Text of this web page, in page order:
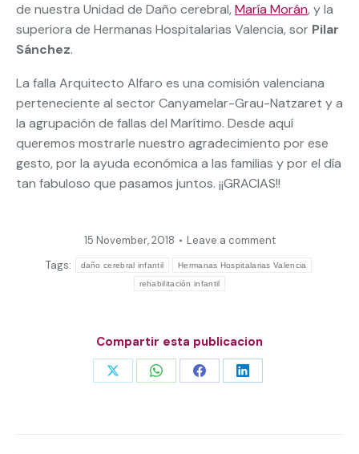
de nuestra Unidad de Daño cerebral, María Morán, y la
superiora de Hermanas Hospitalarias Valencia, sor Pilar
Sánchez.
La falla Arquitecto Alfaro es una comisión valenciana
perteneciente al sector Canyamelar-Grau-Natzaret y a
la agrupación de fallas del Marítimo. Desde aquí
queremos mostrarle nuestro agradecimiento por ese
gesto, por la ayuda económica a las familias y por el día
tan fabuloso que pasamos juntos. ¡¡GRACIAS!!
15 November, 2018
Leave a comment
Tags:
daño cerebral infantil Hermanas Hospitalarias Valencia
rehabilitación infantil
Compartir esta publicacion
Share Share Share Share